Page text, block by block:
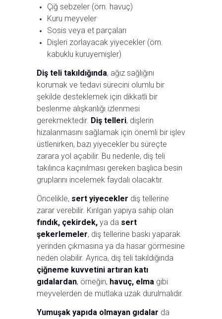
Çiğ sebzeler (örn. havuç)
Kuru meyveler
Sosis veya et parçaları
Dişleri zorlayacak yiyecekler (örn.
kabuklu kuruyemişler)
Diş teli takıldığında, ağız sağlığını
korumak ve tedavi sürecini olumlu bir
şekilde desteklemek için dikkatli bir
beslenme alışkanlığı izlenmesi
gerekmektedir. Diş telleri, dişlerin
hizalanmasını sağla­mak için önemli bir işlev
üstlenirken, bazı yiyecekler bu süreçte
zarara yol açabilir. Bu nedenle, diş teli
takılınca kaçınılması gereken başlıca besin
gruplarını incelemek faydalı olacaktır.
Öncelikle, sert yiyecekler diş tellerine
zarar verebilir. Kırılgan yapıya sahip olan
fındık, çekirdek, ya da sert
şekerlemeler, diş tellerine baskı yaparak
yerinden çıkmasına ya da hasar görmesine
neden olabilir. Ayrıca, diş teli takıldığında
çiğneme kuvvetini artıran katı
gıdalardan, örneğin, havuç, elma gibi
meyvelerden de mutlaka uzak durulmalıdır.
Yumuşak yapıda olmayan gıdalar da